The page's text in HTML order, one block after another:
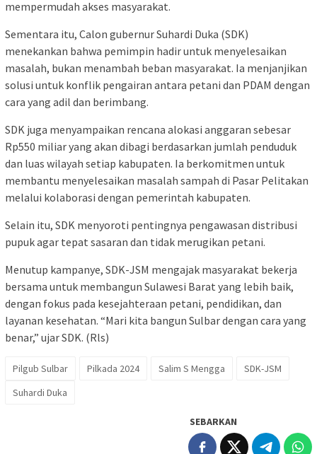
mempermudah akses masyarakat.
Sementara itu, Calon gubernur Suhardi Duka (SDK)
menekankan bahwa pemimpin hadir untuk menyelesaikan
masalah, bukan menambah beban masyarakat. Ia menjanjikan
solusi untuk konflik pengairan antara petani dan PDAM dengan
cara yang adil dan berimbang.
SDK juga menyampaikan rencana alokasi anggaran sebesar
Rp550 miliar yang akan dibagi berdasarkan jumlah penduduk
dan luas wilayah setiap kabupaten. Ia berkomitmen untuk
membantu menyelesaikan masalah sampah di Pasar Pelitakan
melalui kolaborasi dengan pemerintah kabupaten.
Selain itu, SDK menyoroti pentingnya pengawasan distribusi
pupuk agar tepat sasaran dan tidak merugikan petani.
Menutup kampanye, SDK-JSM mengajak masyarakat bekerja
bersama untuk membangun Sulawesi Barat yang lebih baik,
dengan fokus pada kesejahteraan petani, pendidikan, dan
layanan kesehatan. “Mari kita bangun Sulbar dengan cara yang
benar,” ujar SDK. (Rls)
Pilgub Sulbar Pilkada 2024 Salim S Mengga
SDK-JSM
Suhardi Duka
SEBARKAN